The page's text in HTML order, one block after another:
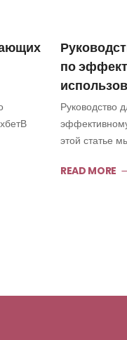
по
Руководство
этой статье
READ MORE